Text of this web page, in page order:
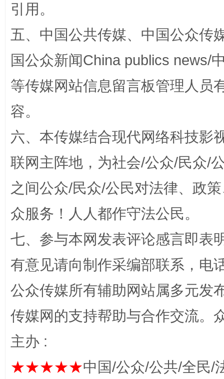
漫山遍野的桃花与雪山、麦地、白藏房 除
招工难、用工荒背后
网上购药对药下症？
引用。
五、中国公共传媒、中国公众传
国公众新闻China publics news/
等传媒网站信息留言板管理人员
容。
六、本传媒结合现代网络科技影
联网主阵地，为社会/公众/民众/
之间公众/民众/公民对法律、政
众服务！人人都作守法公民。
七、参与本网发表评论感言即表
有意见请向制作采编部联系，电
公众传媒所有辅助网站属多元发
传媒网的支持帮助与合作交流。
主办 :
★★★★★中国/公众/公共/全民/